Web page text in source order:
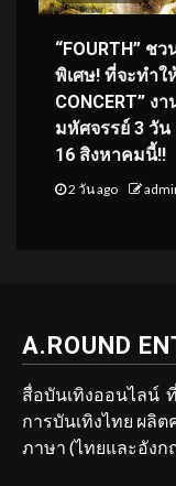
“FOURTH” ช
พิเศษ! ที่จะทำใ
CONCERT” ง
มหัศจรรย์ 3 วั
16 สิงหาคมนี้!!
2 วัน ago
A.ROUND
สื่อบันเทิงออนไลน์
การบันเทิงไทย ผลิ
ภาษา (ไทยและอังก